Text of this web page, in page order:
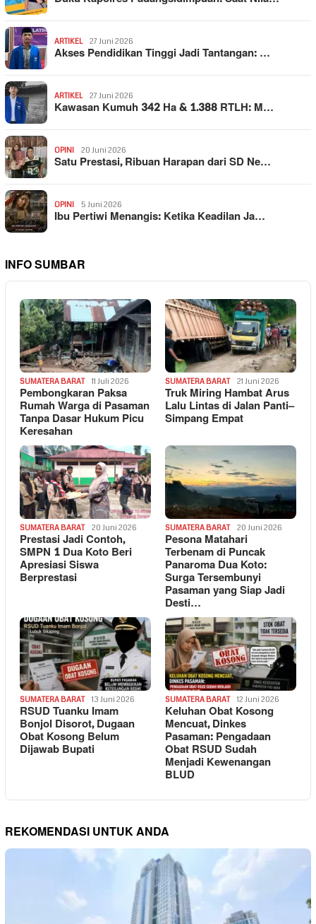
ARTIKEL 27 Juni 2026
Akses Pendidikan Tinggi Jadi Tantangan: …
ARTIKEL 27 Juni 2026
Kawasan Kumuh 342 Ha & 1.388 RTLH: M…
OPINI 20 Juni 2026
Satu Prestasi, Ribuan Harapan dari SD Ne…
OPINI 5 Juni 2026
Ibu Pertiwi Menangis: Ketika Keadilan Ja…
INFO SUMBAR
SUMATERA BARAT 11 Juli 2026
Pembongkaran Paksa
Rumah Warga di Pasaman
Tanpa Dasar Hukum Picu
Keresahan
SUMATERA BARAT 21 Juni 2026
Truk Miring Hambat Arus
Lalu Lintas di Jalan Panti–
Simpang Empat
SUMATERA BARAT 20 Juni 2026
Prestasi Jadi Contoh,
SMPN 1 Dua Koto Beri
Apresiasi Siswa
Berprestasi
SUMATERA BARAT 20 Juni 2026
Pesona Matahari
Terbenam di Puncak
Panaroma Dua Koto:
Surga Tersembunyi
Pasaman yang Siap Jadi
Desti…
SUMATERA BARAT 13 Juni 2026
RSUD Tuanku Imam
Bonjol Disorot, Dugaan
Obat Kosong Belum
Dijawab Bupati
SUMATERA BARAT 12 Juni 2026
Keluhan Obat Kosong
Mencuat, Dinkes
Pasaman: Pengadaan
Obat RSUD Sudah
Menjadi Kewenangan
BLUD
REKOMENDASI UNTUK ANDA